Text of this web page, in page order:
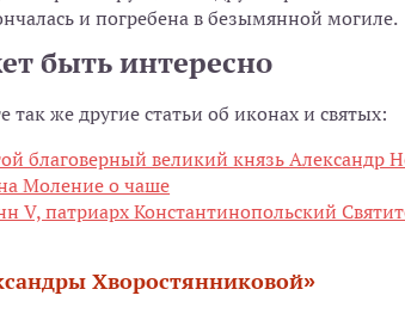
и погребена в безымянной могиле.
быть интересно
так же другие статьи об иконах и святых:
благоверный великий князь Александр
Моление о чаше
V, патриарх Константинопольский
Хворостянниковой»